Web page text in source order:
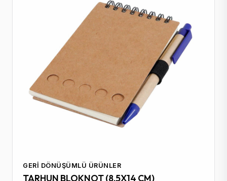
GERI DÖNÜŞÜMLÜ ÜRÜNLER
TARHUN BLOKNOT (8,5X14 CM)